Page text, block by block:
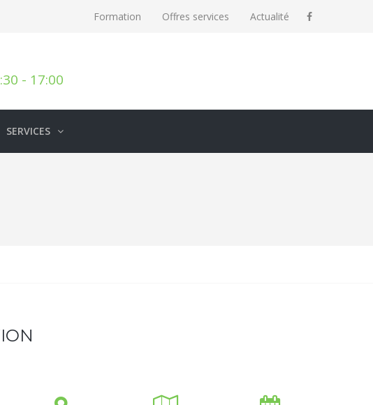
Formation Offres services Actualité
- 17:00
SERVICES